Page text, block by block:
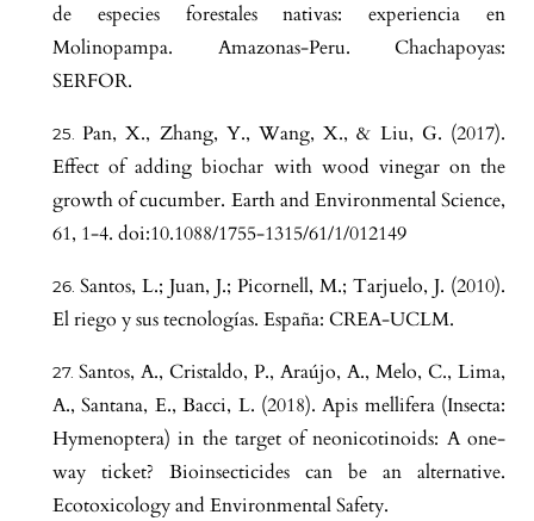
de especies forestales nativas: experiencia en
Molinopampa. Amazonas-Peru. Chachapoyas:
SERFOR.
Pan, X., Zhang, Y., Wang, X., & Liu, G. (2017).
Effect of adding biochar with wood vinegar on the
growth of cucumber. Earth and Environmental Science,
61, 1-4. doi:10.1088/1755-1315/61/1/012149
Santos, L.; Juan, J.; Picornell, M.; Tarjuelo, J. (2010).
El riego y sus tecnologías. España: CREA-UCLM.
Santos, A., Cristaldo, P., Araújo, A., Melo, C., Lima,
A., Santana, E., Bacci, L. (2018). Apis mellifera (Insecta:
Hymenoptera) in the target of neonicotinoids: A one-
way ticket? Bioinsecticides can be an alternative.
Ecotoxicology and Environmental Safety.